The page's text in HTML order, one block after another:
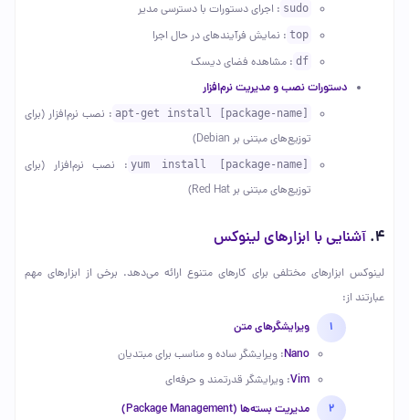
sudo : اجرای دستورات با دسترسی مدیر
top : نمایش فرآیندهای در حال اجرا
df : مشاهده فضای دیسک
دستورات نصب و مدیریت نرم‌افزار
apt-get install [package-name] : نصب نرم‌افزار (برای
توزیع‌های مبتنی بر Debian)
yum install [package-name] : نصب نرم‌افزار (برای
توزیع‌های مبتنی بر Red Hat)
4. آشنایی با ابزارهای لینوکس
لینوکس ابزارهای مختلفی برای کارهای متنوع ارائه می‌دهد. برخی از ابزارهای مهم
عبارتند از:
ویرایشگرهای متن
Nano: ویرایشگر ساده و مناسب برای مبتدیان
Vim: ویرایشگر قدرتمند و حرفه‌ای
مدیریت بسته‌ها (Package Management)